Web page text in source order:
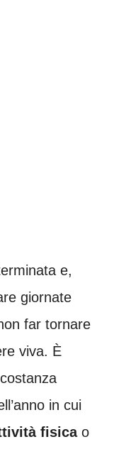
e,
giornate
far tornare
viva. È
in cui
fisicao